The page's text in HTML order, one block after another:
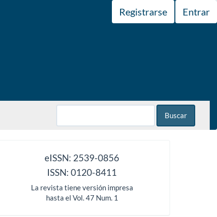
Registrarse Entrar
Buscar
eISSN: 2539-0856
ISSN: 0120-8411
La revista tiene versión impresa
hasta el Vol. 47 Num. 1